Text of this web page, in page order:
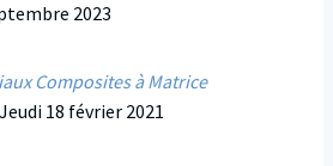
2023
Composites à Matrice
18 février 2021